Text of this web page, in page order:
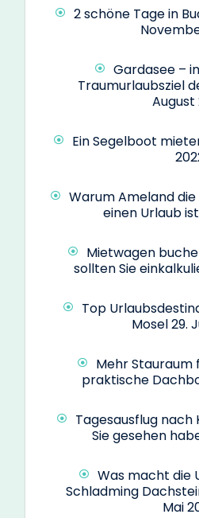
2 schöne Tage in
Gardasee –
Traumurlaubsziel
August
Ein Segelboot
Warum Ameland
einen Urlaub ist
Mietwagen
sollten Sie
Top
Mosel29.
Mehr Stauraum
praktische
Tagesausflug nach
Sie gesehen
Was macht die
Schladming
Mai